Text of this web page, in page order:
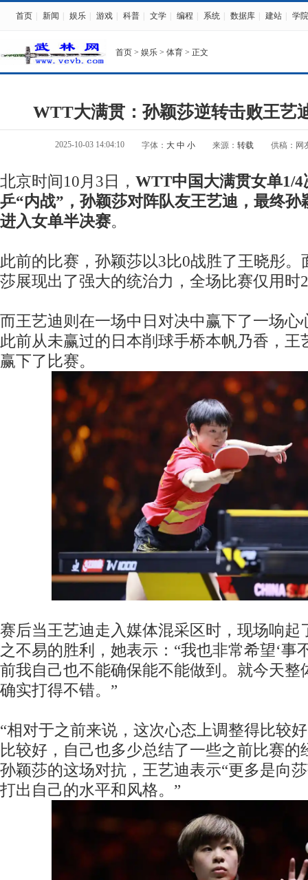
首页 新闻 娱乐 游戏 科普 文学 编程 系统 数据库 建站 学院
首页 > 娱乐 > 体育 > 正文
WTT大满贯：孙颖莎逆转击败王艺
2025-10-03 14:04:10 字体： 大 中 小 来源： 转载 供稿：网
北京时间10月3日， WTT中国大满贯女单1/
乒“内战”，孙颖莎对阵队友王艺迪，最终孙
进入女单半决赛。
此前的比赛，孙颖莎以3比0战胜了王晓彤
莎展现出了强大的统治力，全场比赛仅用时
而王艺迪则在一场中日对决中赢下了一场心
此前从未赢过的日本削球手桥本帆乃香，王
赢下了比赛。
赛后当王艺迪走入媒体混采区时，现场响起
之不易的胜利，她表示：“我也非常希望‘事
前我自己也不能确保能不能做到。就今天整
确实打得不错。”
“相对于之前来说，这次心态上调整得比较
比较好，自己也多少总结了一些之前比赛的
孙颖莎的这场对抗，王艺迪表示“更多是向
打出自己的水平和风格。”